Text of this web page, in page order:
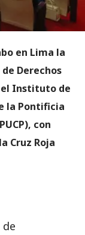
en Lima la
Derechos
el Instituto de
la Pontificia
con
Cruz Roja